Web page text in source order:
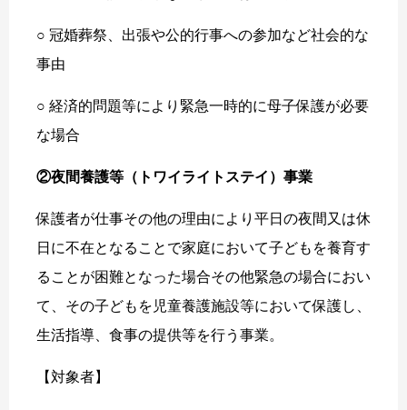
○ 冠婚葬祭、出張や公的行事への参加など社会的な
事由
○ 経済的問題等により緊急一時的に母子保護が必要
な場合
②夜間養護等（トワイライトステイ）事業
保護者が仕事その他の理由により平日の夜間又は休
日に不在となることで家庭において子どもを養育す
ることが困難となった場合その他緊急の場合におい
て、その子どもを児童養護施設等において保護し、
生活指導、食事の提供等を行う事業。
【対象者】